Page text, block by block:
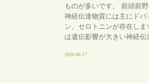
ものが多いです。 前頭前
神経伝達物質には主にドパ
ン、セロトニンが存在し
は遺伝影響が大きい神経
2026.06.17